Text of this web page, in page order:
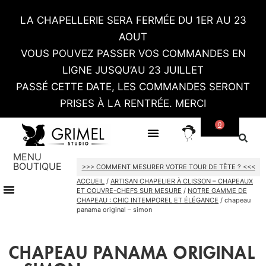
LA CHAPELLERIE SERA FERMÉE DU 1ER AU 23
AOUT
VOUS POUVEZ PASSER VOS COMMANDES EN
LIGNE JUSQU’AU 23 JUILLET
PASSÉ CETTE DATE, LES COMMANDES SERONT
PRISES À LA RENTRÉE. MERCI
0
MENU
BOUTIQUE
>>> COMMENT MESURER VOTRE TOUR DE TÊTE ? <<<
ACCUEIL /ARTISAN CHAPELIER À CLISSON – CHAPEAUX
ET COUVRE-CHEFS SUR MESURE / NOTRE GAMME DE
CHAPEAU : CHIC INTEMPOREL ET ÉLÉGANCE / chapeau
panama original – simon
CHAPEAU PANAMA ORIGINAL